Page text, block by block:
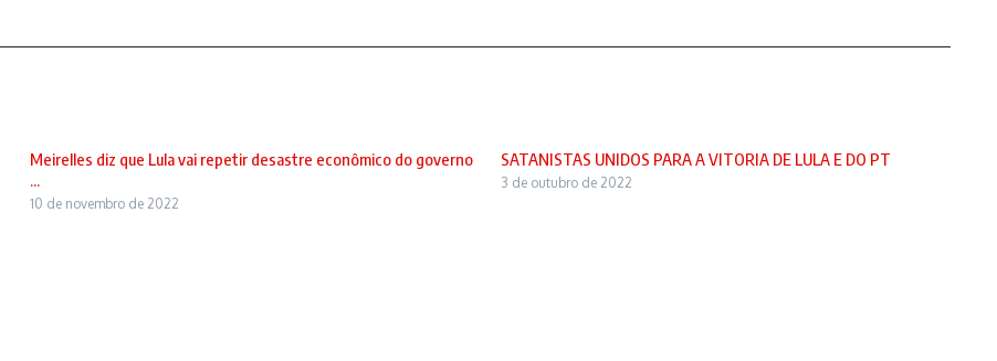
Meirelles diz que Lula vai repetir desastre econômico do governo
...
10 de novembro de 2022
SATANISTAS UNIDOS PARA A VITORIA DE LULA E DO PT
3 de outubro de 2022